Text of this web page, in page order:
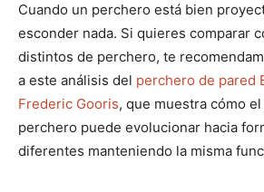
Cuando un perchero está bien
esconder nada. Si quieres comparar
distintos de perchero, te
a este análisis del perchero de pared
Frederic Gooris, que muestra cómo
perchero puede evolucionar hacia
diferentes manteniendo la misma